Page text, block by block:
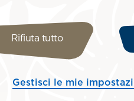
Rifiuta tutto
Gestisci le mie